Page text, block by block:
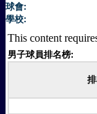
球會:
學校:
This content
男子球員排名榜: